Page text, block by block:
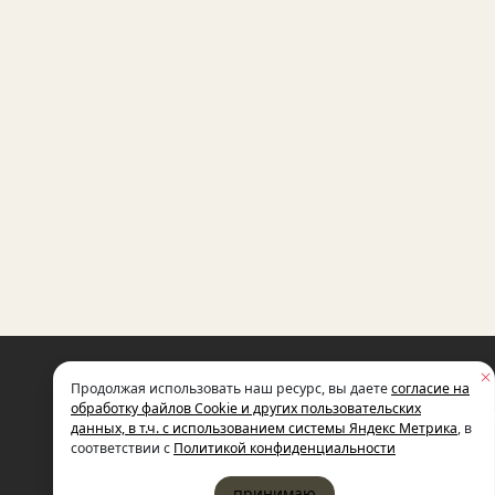
МЕЖДУНАРОДНЫЙ ФОНД
СОЦИАЛЬНО-ЭКОНОМИЧЕСКИХ
И ПОЛИТОЛОГИЧЕСКИХ
ИМЕНИ М.С. ГОРБАЧЕВА
Продолжая использовать наш ресурс, вы даетесогласие на
обработку файлов Cookie и других пользовательских
данных, в т.ч. с использованием системы Яндекс Метрика, в
соответствии с Политикой конфиденциальности